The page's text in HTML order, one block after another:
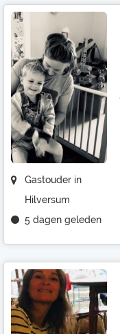
Gastouder in
Hilversum
5 dagen geleden